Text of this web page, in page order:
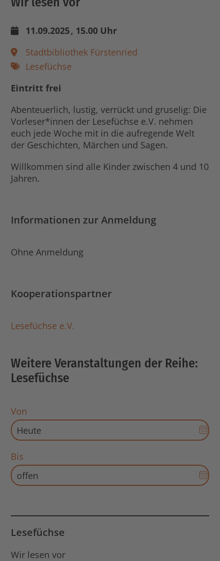
11.09.2025, 15.00 Uhr
Stadtbibliothek Fürstenried
Lesefüchse
Eintritt frei
Abenteuerlich, lustig, verrückt und gruselig: Die
Vorleser*innen der Lesefüchse e.V. nehmen
euch jede Woche mit in die aufregende Welt
der Geschichten, Märchen und Sagen.
Willkommen sind alle Kinder zwischen 4 und 10
Jahren.
Informationen zur Anmeldung
Ohne Anmeldung
Kooperationspartner
Lesefüchse e.V.
Weitere Veranstaltungen der Reihe:
Lesefüchse
Von
Bis
Lesefüchse
Wir lesen vor